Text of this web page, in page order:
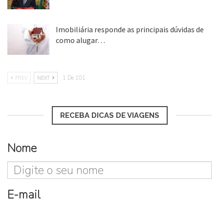
Imobiliária responde as principais dúvidas de
como alugar…
PREV NEXT 1 De 101
RECEBA DICAS DE VIAGENS
Nome
E-mail